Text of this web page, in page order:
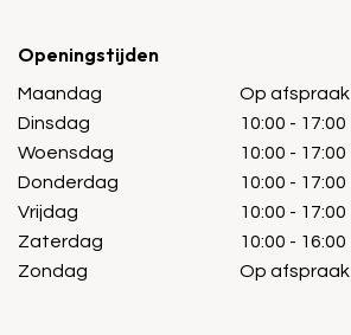
Openingstijden
Maandag
Dinsdag
Woensdag
Donderdag
Vrijdag
Zaterdag
Zondag
Op afspraak
10:00 - 17:00
10:00 - 17:00
10:00 - 17:00
10:00 - 17:00
10:00 - 16:00
Op afspraak